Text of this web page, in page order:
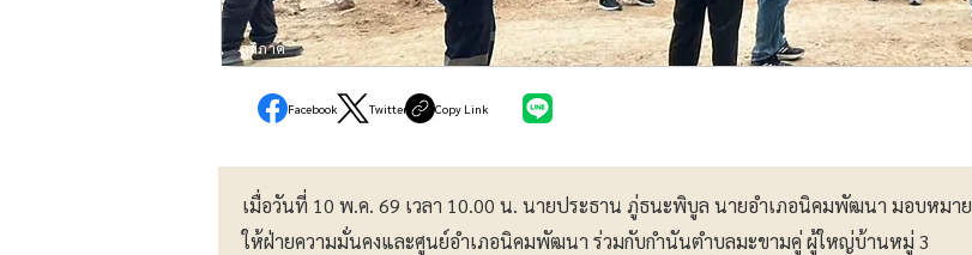
ภูมิภาค
Facebook Twitter Copy Link
เมื่อวันที่ 10 พ.ค. 69 เวลา 10.00 น. นายประธาน ภู่ธนะพิบูล นายอำเภอนิคมพัฒนา มอบหมาย
ให้ฝ่ายความมั่นคงและศูนย์อำเภอนิคมพัฒนา ร่วมกับกำนันตำบลมะขามคู่ ผู้ใหญ่บ้านหมู่ 3